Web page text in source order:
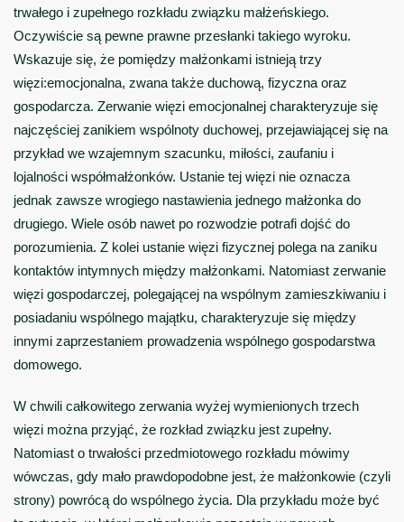
trwałego i zupełnego rozkładu związku małżeńskiego.
Oczywiście są pewne prawne przesłanki takiego wyroku.
Wskazuje się, że pomiędzy małżonkami istnieją trzy
więzi:emocjonalna, zwana także duchową, fizyczna oraz
gospodarcza. Zerwanie więzi emocjonalnej charakteryzuje się
najczęściej zanikiem wspólnoty duchowej, przejawiającej się na
przykład we wzajemnym szacunku, miłości, zaufaniu i
lojalności współmałżonków. Ustanie tej więzi nie oznacza
jednak zawsze wrogiego nastawienia jednego małżonka do
drugiego. Wiele osób nawet po rozwodzie potrafi dojść do
porozumienia. Z kolei ustanie więzi fizycznej polega na zaniku
kontaktów intymnych między małżonkami. Natomiast zerwanie
więzi gospodarczej, polegającej na wspólnym zamieszkiwaniu i
posiadaniu wspólnego majątku, charakteryzuje się między
innymi zaprzestaniem prowadzenia wspólnego gospodarstwa
domowego.
W chwili całkowitego zerwania wyżej wymienionych trzech
więzi można przyjąć, że rozkład związku jest zupełny.
Natomiast o trwałości przedmiotowego rozkładu mówimy
wówczas, gdy mało prawdopodobne jest, że małżonkowie (czyli
strony) powrócą do wspólnego życia. Dla przykładu może być